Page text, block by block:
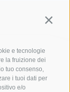
e tecnologie
la fruizione dei
tuo consenso,
i tuoi dati per
e/o